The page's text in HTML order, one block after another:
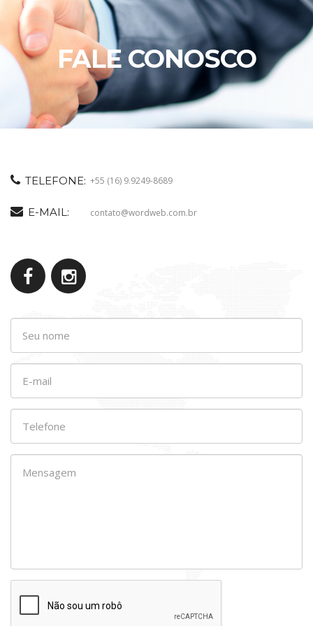
FALE CONOSCO
TELEFONE: +55 (16) 9.9249-8689
E-MAIL: contato@wordweb.com.br